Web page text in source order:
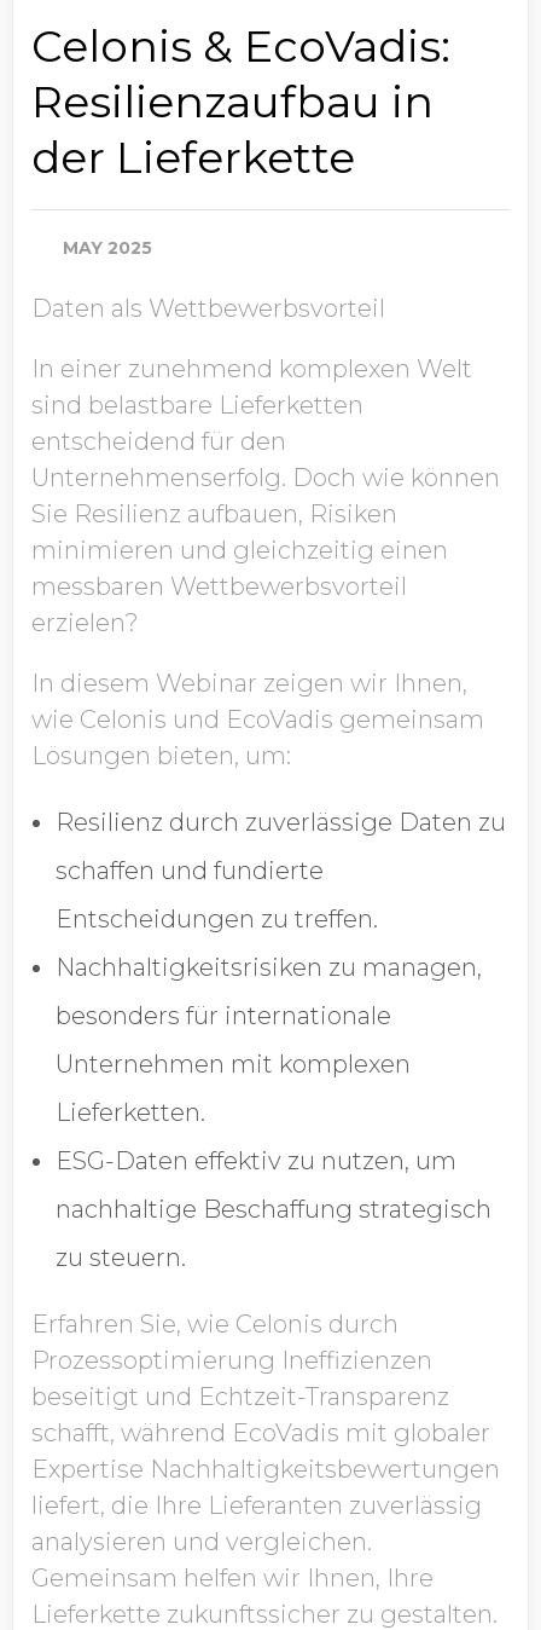
Vorname
Nachname
Position
Unternehmen
Industrie
Land
Für Kommunikation
Celonis & EcoVadis:
Resilienzaufbau in
der Lieferkette
MAY 2025
Daten als Wettbewerbsvorteil
In einer zunehmend komplexen Welt
sind belastbare Lieferketten
entscheidend für den
Unternehmenserfolg. Doch wie können
Sie Resilienz aufbauen, Risiken
minimieren und gleichzeitig einen
messbaren Wettbewerbsvorteil
erzielen?
In diesem Webinar zeigen wir Ihnen,
wie Celonis und EcoVadis gemeinsam
Lösungen bieten, um:
Resilienz durch zuverlässige Daten zu
schaffen und fundierte
Entscheidungen zu treffen.
Nachhaltigkeitsrisiken zu managen,
besonders für internationale
Unternehmen mit komplexen
Lieferketten.
ESG-Daten effektiv zu nutzen, um
nachhaltige Beschaffung strategisch
zu steuern.
Erfahren Sie, wie Celonis durch
Prozessoptimierung Ineffizienzen
beseitigt und Echtzeit-Transparenz
schafft, während EcoVadis mit globaler
Expertise Nachhaltigkeitsbewertungen
liefert, die Ihre Lieferanten zuverlässig
analysieren und vergleichen.
Gemeinsam helfen wir Ihnen, Ihre
Lieferkette zukunftssicher zu gestalten.